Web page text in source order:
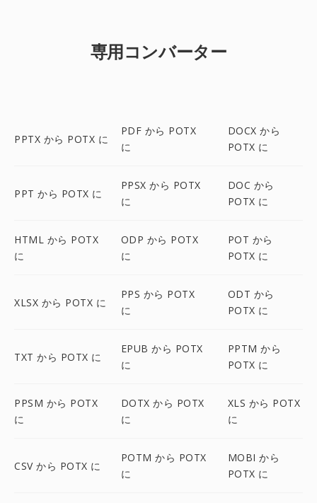
専用コンバーター
PPTX から POTX に
PDF から POTX
に
DOCX から
POTX に
PPT から POTX に
PPSX から POTX
に
DOC から
POTX に
HTML から POTX
に
ODP から POTX
に
POT から
POTX に
XLSX から POTX に
PPS から POTX
に
ODT から
POTX に
TXT から POTX に
EPUB から POTX
に
PPTM から
POTX に
PPSM から POTX
に
DOTX から POTX
に
XLS から POTX
に
CSV から POTX に
POTM から POTX
に
MOBI から
POTX に